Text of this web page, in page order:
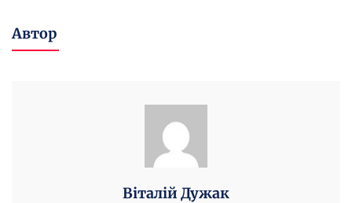
Звіті
Поліції
Вінницької
Автор
Віталій Дужак